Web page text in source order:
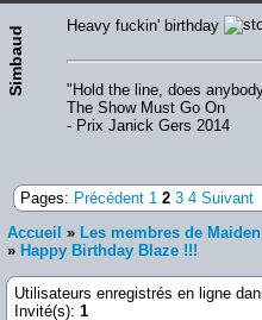
Simbaud Heavy fuckin' birthday
"Hold the line, does
The Show Must Go On
- Prix Janick Gers 2014
Pages: Précédent 1 2 3 4 Suivant
Accueil » Les membres de Maiden
» Happy Birthday Blaze !!!
Utilisateurs enregistrés en ligne
Invité(s): 1